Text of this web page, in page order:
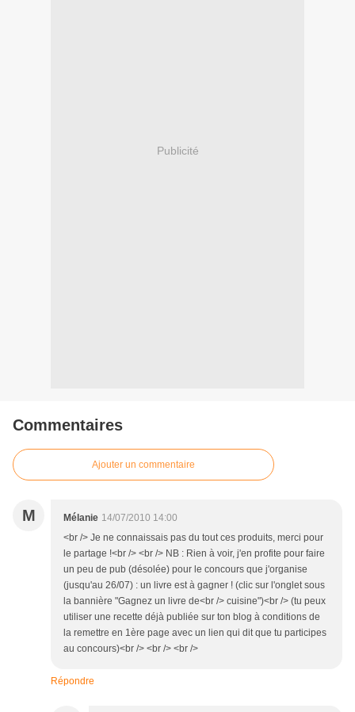
Publicité
Commentaires
Ajouter un commentaire
M Mélanie 14/07/2010 14:00
<br /> Je ne connaissais pas du tout ces produits, merci pour
le partage !<br /> <br /> NB : Rien à voir, j'en profite pour faire
un peu de pub (désolée) pour le concours que j'organise
(jusqu'au 26/07) : un livre est à gagner ! (clic sur l'onglet sous
la bannière "Gagnez un livre de<br /> cuisine")<br /> (tu peux
utiliser une recette déjà publiée sur ton blog à conditions de
la remettre en 1ère page avec un lien qui dit que tu participes
au concours)<br /> <br /> <br />
Répondre